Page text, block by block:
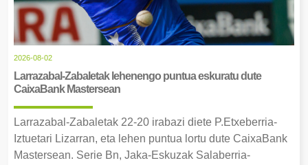
2026-08-02
Larrazabal-Zabaletak lehenengo puntua eskuratu dute
CaixaBank Mastersean
Larrazabal-Zabaletak 22-20 irabazi diete P.Etxeberria-
Iztuetari Lizarran, eta lehen puntua lortu dute CaixaBank
Mastersean. Serie Bn, Jaka-Eskuzak Salaberria-